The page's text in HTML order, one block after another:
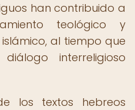
han contribuido a
teológico y
al tiempo que
interreligioso
los textos hebreos